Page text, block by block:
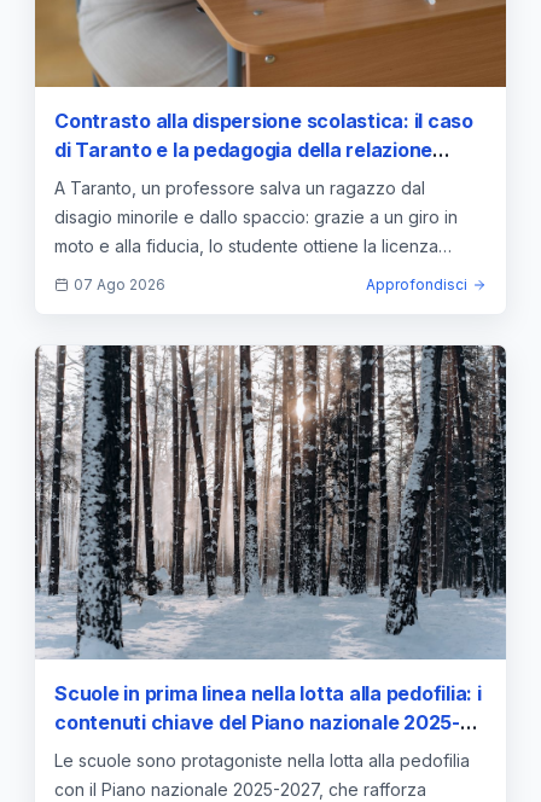
Contrasto alla dispersione scolastica: il caso
di Taranto e la pedagogia della relazione
come strumento di inclusione
A Taranto, un professore salva un ragazzo dal
disagio minorile e dallo spaccio: grazie a un giro in
moto e alla fiducia, lo studente ottiene la licenza
media.
07 Ago 2026 Approfondisci
Scuole in prima linea nella lotta alla pedofilia: i
contenuti chiave del Piano nazionale 2025-
2027
Le scuole sono protagoniste nella lotta alla pedofilia
con il Piano nazionale 2025-2027, che rafforza